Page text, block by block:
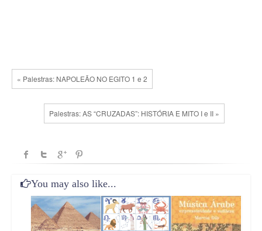
« Palestras: NAPOLEÃO NO EGITO 1 e 2
Palestras: AS “CRUZADAS”: HISTÓRIA E MITO I e II »
You may also like...